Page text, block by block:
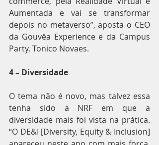
Aumentada e vai se transformar
depois no metaverso”, aposta o CEO
da Gouvêa Experience e da Campus
Party, Tonico Novaes.
4 – Diversidade
O tema não é novo, mas talvez essa
tenha sido a NRF em que a
diversidade mais foi vista na prática.
“O DE&I [Diversity, Equity & Inclusion]